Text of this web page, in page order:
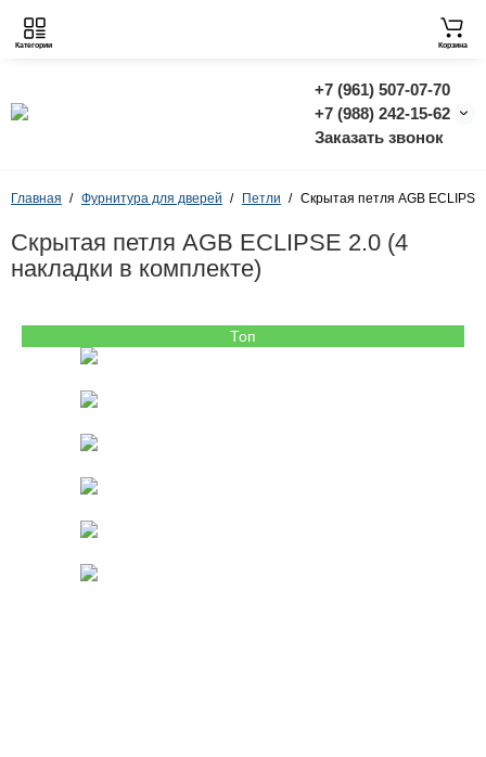
+7 (961) 507-07-70
+7 (988) 242-15-62
Заказать звонок
Категории Корзина
Главная Фурнитура для дверей Петли Скрытая петля AGB
Скрытая петля AGB ECLIPSE 2.0 (4
накладки в комплекте)
Топ